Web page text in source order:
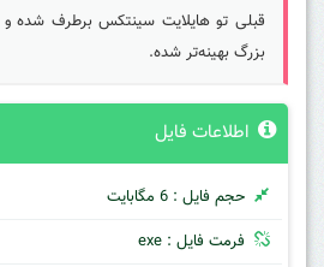
قبلی تو هایلایت سینتکس برطرف شده
بزرگ بهینه‌تر شده.
اطلاعات فایل
حجم فایل : 6 مگابایت
فرمت فایل : exe